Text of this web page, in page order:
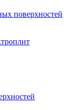
поверхностей